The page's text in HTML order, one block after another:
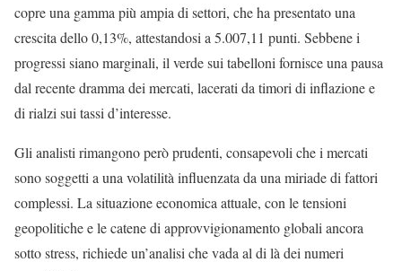
copre una gamma più ampia di settori, che ha presentato una
crescita dello 0,13%, attestandosi a 5.007,11 punti. Sebbene i
progressi siano marginali, il verde sui tabelloni fornisce una pausa
dal recente dramma dei mercati, lacerati da timori di inflazione e
di rialzi sui tassi d’interesse.
Gli analisti rimangono però prudenti, consapevoli che i mercati
sono soggetti a una volatilità influenzata da una miriade di fattori
complessi. La situazione economica attuale, con le tensioni
geopolitiche e le catene di approvvigionamento globali ancora
sotto stress, richiede un’analisi che vada al di là dei numeri